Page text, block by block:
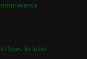
fines de lucro